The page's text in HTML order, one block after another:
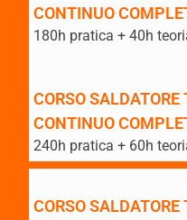
CONTINUO
180h pratica + 40h
CORSO SALDATORE
CONTINUO
240h pratica + 60h
CORSO SALDATORE